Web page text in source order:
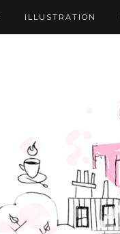
ILLUSTRATION